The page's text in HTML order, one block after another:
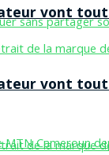
vont
vont